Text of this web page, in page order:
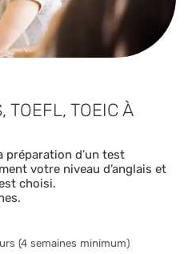
TOEFL, TOEIC À
préparation d’un test
votre niveau d’anglais et
choisi.
(4 semaines minimum)